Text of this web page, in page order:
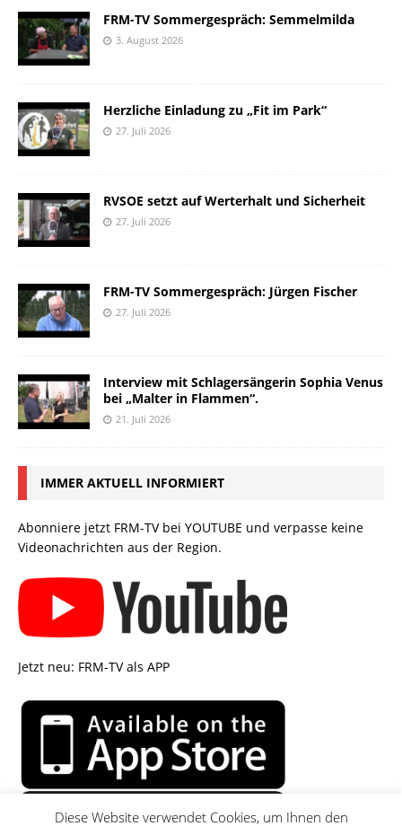
FRM-TV Sommergespräch: Semmelmilda
3. August 2026
Herzliche Einladung zu „Fit im Park“
27. Juli 2026
RVSOE setzt auf Werterhalt und Sicherheit
27. Juli 2026
FRM-TV Sommergespräch: Jürgen Fischer
27. Juli 2026
Interview mit Schlagersängerin Sophia Venus
bei „Malter in Flammen“.
21. Juli 2026
IMMER AKTUELL INFORMIERT
Abonniere jetzt FRM-TV bei YOUTUBE und verpasse keine
Videonachrichten aus der Region.
Jetzt neu: FRM-TV als APP
Diese Website verwendet Cookies, um Ihnen den